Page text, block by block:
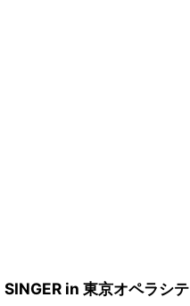
SINGER in 東京オペラシ